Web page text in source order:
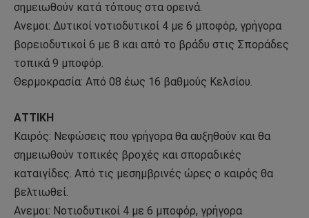
σημειωθούν κατά τόπους στα ορεινά.
Ανεμοι: Δυτικοί νοτιοδυτικοί 4 με 6 μποφόρ, γρήγορα
βορειοδυτικοί 6 με 8 και από το βράδυ στις Σποράδες
τοπικά 9 μποφόρ.
Θερμοκρασία: Από 08 έως 16 βαθμούς Κελσίου.
ΑΤΤΙΚΗ
Καιρός: Νεφώσεις που γρήγορα θα αυξηθούν και θα
σημειωθούν τοπικές βροχές και σποραδικές
καταιγίδες. Από τις μεσημβρινές ώρες ο καιρός θα
βελτιωθεί.
Ανεμοι: Νοτιοδυτικοί 4 με 6 μποφόρ, γρήγορα